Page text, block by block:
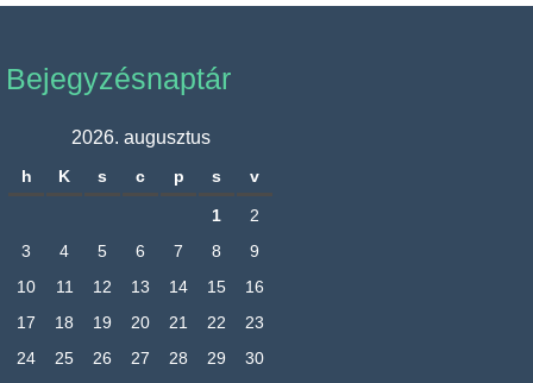
Bejegyzésnaptár
2026. augusztus
h K s c p s v
1
2
3
4 5 6 7 8
9
10
11 12 13 14 15
16
17
18 19 20 21 22
23
24
25 26 27 28 29
30